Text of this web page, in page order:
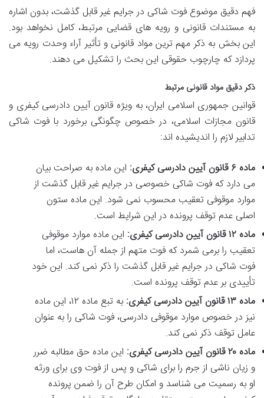
فهم دقیق موضوع فوت شاکی در جرایم غیر قابل گذشت، بدون اشاره
به مستندات قانونی و رویه های قضایی مرتبط، کامل نخواهد بود.
این بخش به ذکر مهم ترین مواد قانونی و تأثیر آراء وحدت رویه می
پردازد که چارچوب حقوقی این بحث را تشکیل می دهند.
ذکر دقیق مواد قانونی مرتبط
قوانین جمهوری اسلامی ایران، به ویژه قانون آیین دادرسی کیفری و
قانون مجازات اسلامی، در خصوص چگونگی برخورد با فوت شاکی
تدابیر لازم را اندیشیده اند:
ماده ۶ قانون آیین دادرسی کیفری:
این ماده به صراحت بیان
می دارد که فوت شاکی خصوصی در جرایم غیر قابل گذشت از
موارد موقوفی تعقیب محسوب نمی شود. این ماده ستون
اصلی عدم توقف پرونده در این شرایط است.
ماده ۱۲ قانون آیین دادرسی کیفری:
این ماده موارد موقوفی
تعقیب را برمی شمرد که فوت متهم از جمله آن هاست، اما
فوت شاکی در جرایم غیر قابل گذشت را ذکر نمی کند. این خود
تأییدی بر عدم توقف پرونده است.
ماده ۱۳ قانون آیین دادرسی کیفری:
به تبع ماده ۱۲، این ماده
نیز در خصوص موارد موقوفی دادرسی، فوت شاکی را به عنوان
عامل توقف ذکر نمی کند.
ماده ۲۰ قانون آیین دادرسی کیفری:
این ماده حق مطالبه ضرر
و زیان ناشی از جرم را برای شاکی و پس از فوت وی برای ورثه
او به رسمیت می شناسد و امکان طرح آن را ضمن پرونده